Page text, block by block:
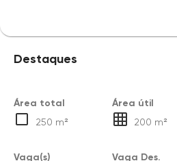
Destaques
Área total
250 m²
Área útil
200 m²
Vaga(s) Vaga Des.